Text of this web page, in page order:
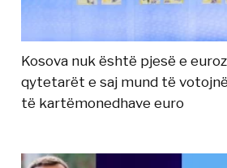
Kosova nuk është pjesë e
qytetarët e saj mund të
të kartëmonedhave euro